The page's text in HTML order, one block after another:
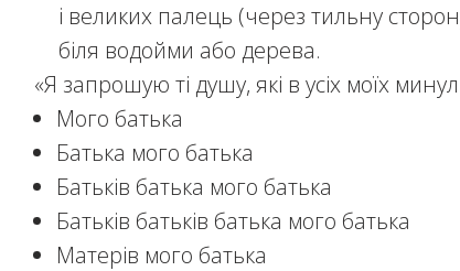
і великих палець (через тильну
біля водойми або дерева.
«Я запрошую ті душу, які в усіх моїх
Мого батька
Батька мого батька
Батьків батька мого батька
Батьків батьків батька мого батька
Матерів мого батька